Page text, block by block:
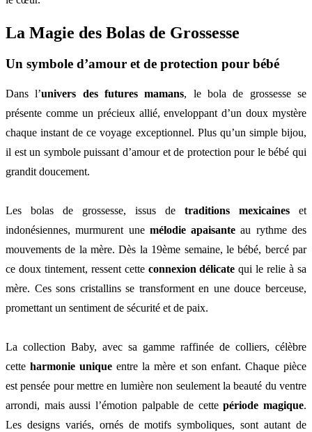
La Magie des Bolas de Grossesse
Un symbole d’amour et de protection pour bébé
Dans l’univers des futures mamans, le bola de grossesse se
présente comme un précieux allié, enveloppant d’un doux mystère
chaque instant de ce voyage exceptionnel. Plus qu’un simple bijou,
il est un symbole puissant d’amour et de protection pour le bébé qui
grandit doucement.
Les bolas de grossesse, issus de traditions mexicaines et
indonésiennes, murmurent une mélodie apaisante au rythme des
mouvements de la mère. Dès la 19ème semaine, le bébé, bercé par
ce doux tintement, ressent cette connexion délicate qui le relie à sa
mère. Ces sons cristallins se transforment en une douce berceuse,
promettant un sentiment de sécurité et de paix.
La collection Baby, avec sa gamme raffinée de colliers, célèbre
cette harmonie unique entre la mère et son enfant. Chaque pièce
est pensée pour mettre en lumière non seulement la beauté du ventre
arrondi, mais aussi l’émotion palpable de cettepériode magique.
Les designs variés, ornés de motifs symboliques, sont autant de